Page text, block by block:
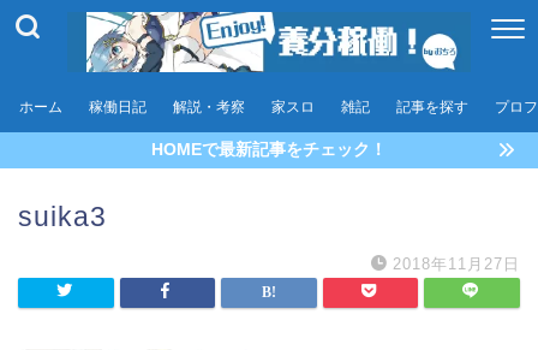
ホーム 稼働日記 解説・考察 家スロ 雑記 記事を探す プロ
HOMEで最新記事をチェック！
suika3
2018年11月27日